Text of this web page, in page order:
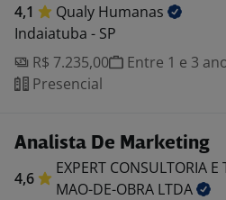
4,1 Qualy Humanas
Indaiatuba - SP
R$ 7.235,00
Entre 1 e 3
Presencial
Analista De Marketing
4,6
EXPERT CONSULTORIA E
MAO-DE-OBRA LTDA